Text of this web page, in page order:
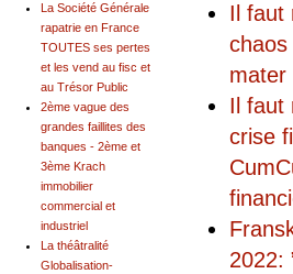
Il faut
mater
Il faut
crise
2022:
La Société Générale
rapatrie en France
TOUTES ses pertes
et les vend au fisc et
au Trésor Public
2ème vague des
grandes faillites des
banques - 2ème et
3ème Krach
immobilier
commercial et
industriel
La théâtralité
Globalisation-